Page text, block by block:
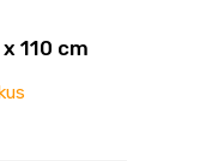
110 cm